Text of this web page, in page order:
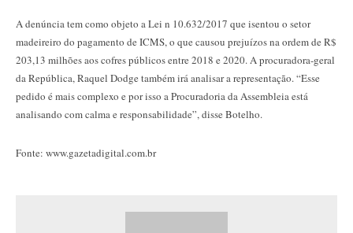
A denúncia tem como objeto a Lei n 10.632/2017 que isentou o setor
madeireiro do pagamento de ICMS, o que causou prejuízos na ordem de R$
203,13 milhões aos cofres públicos entre 2018 e 2020. A procuradora-geral
da República, Raquel Dodge também irá analisar a representação. “Esse
pedido é mais complexo e por isso a Procuradoria da Assembleia está
analisando com calma e responsabilidade”, disse Botelho.
Fonte: www.gazetadigital.com.br